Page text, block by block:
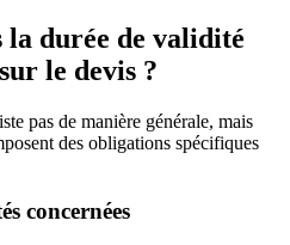
la durée de validité
le devis ?
pas de manière générale, mais
des obligations spécifiques
concernées